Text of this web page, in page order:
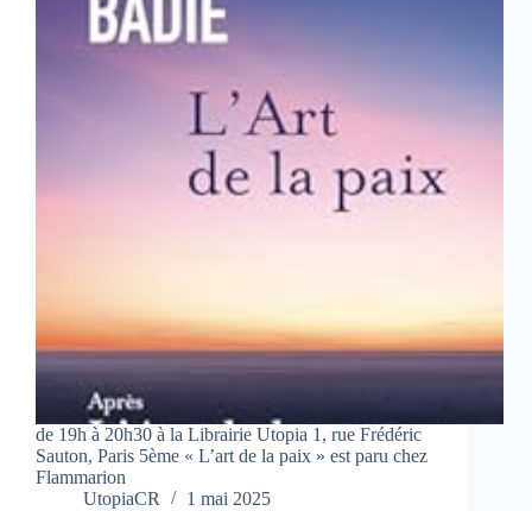
de 19h à 20h30 à la Librairie Utopia 1, rue Frédéric
Sauton, Paris 5ème « L’art de la paix » est paru chez
Flammarion
UtopiaCR
1 mai 2025